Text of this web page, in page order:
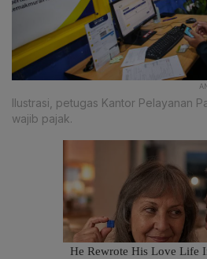
Ilustrasi, petugas Kantor Pelayanan
wajib pajak.